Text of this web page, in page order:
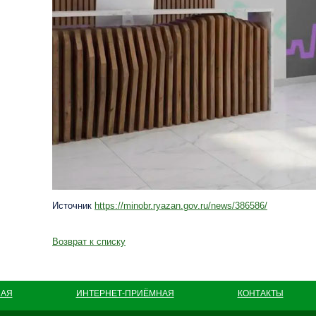
Источник https://minobr.ryazan.gov.ru/news/386586/
Возврат к списку
ИНТЕРНЕТ-ПРИЁМНАЯ КОНТАКТЫ